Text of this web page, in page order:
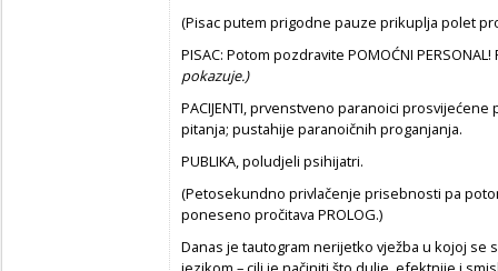
(Pisac putem prigodne pauze prikuplja polet
PISAC: Potom pozdravite POMOĆNI
pokazuje.)
PACIJENTI, prvenstveno paranoici
pitanja; pustahije paranoičnih proganjanja.
PUBLIKA, poludjeli psihijatri.
(Petosekundno privlačenje prisebnosti pa
poneseno pročitava PROLOG.)
Danas je tautogram nerijetko vježba u kojoj se